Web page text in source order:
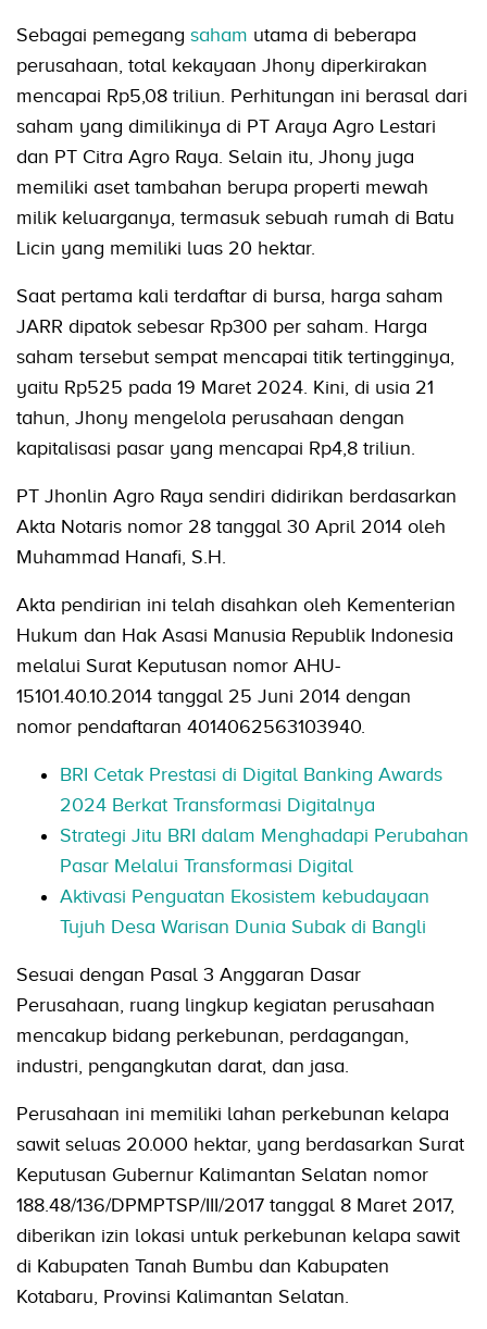
Sebagai pemegang saham utama di beberapa
perusahaan, total kekayaan Jhony diperkirakan
mencapai Rp5,08 triliun. Perhitungan ini berasal dari
saham yang dimilikinya di PT Araya Agro Lestari
dan PT Citra Agro Raya. Selain itu, Jhony juga
memiliki aset tambahan berupa properti mewah
milik keluarganya, termasuk sebuah rumah di Batu
Licin yang memiliki luas 20 hektar.
Saat pertama kali terdaftar di bursa, harga saham
JARR dipatok sebesar Rp300 per saham. Harga
saham tersebut sempat mencapai titik tertingginya,
yaitu Rp525 pada 19 Maret 2024. Kini, di usia 21
tahun, Jhony mengelola perusahaan dengan
kapitalisasi pasar yang mencapai Rp4,8 triliun.
PT Jhonlin Agro Raya sendiri didirikan berdasarkan
Akta Notaris nomor 28 tanggal 30 April 2014 oleh
Muhammad Hanafi, S.H.
Akta pendirian ini telah disahkan oleh Kementerian
Hukum dan Hak Asasi Manusia Republik Indonesia
melalui Surat Keputusan nomor AHU-
15101.40.10.2014 tanggal 25 Juni 2014 dengan
nomor pendaftaran 4014062563103940.
BRI Cetak Prestasi di Digital Banking Awards
2024 Berkat Transformasi Digitalnya
Strategi Jitu BRI dalam Menghadapi Perubahan
Pasar Melalui Transformasi Digital
Aktivasi Penguatan Ekosistem kebudayaan
Tujuh Desa Warisan Dunia Subak di Bangli
Sesuai dengan Pasal 3 Anggaran Dasar
Perusahaan, ruang lingkup kegiatan perusahaan
mencakup bidang perkebunan, perdagangan,
industri, pengangkutan darat, dan jasa.
Perusahaan ini memiliki lahan perkebunan kelapa
sawit seluas 20.000 hektar, yang berdasarkan Surat
Keputusan Gubernur Kalimantan Selatan nomor
188.48/136/DPMPTSP/III/2017 tanggal 8 Maret 2017,
diberikan izin lokasi untuk perkebunan kelapa sawit
di Kabupaten Tanah Bumbu dan Kabupaten
Kotabaru, Provinsi Kalimantan Selatan.